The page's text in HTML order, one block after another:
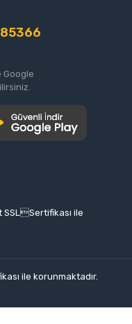
Google
SSLSertifikası ile
ile korunmaktadır.